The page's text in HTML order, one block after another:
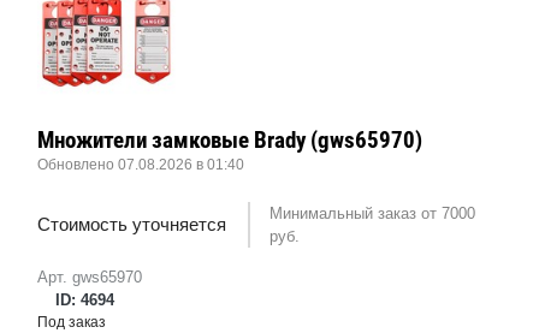
Арт. gws65970
ID: 4694
Множители замковые Brady (gws65970)
Обновлено 07.08.2026 в 01:40
Стоимость уточняется
Минимальный заказ от 7000
руб.
Под заказ